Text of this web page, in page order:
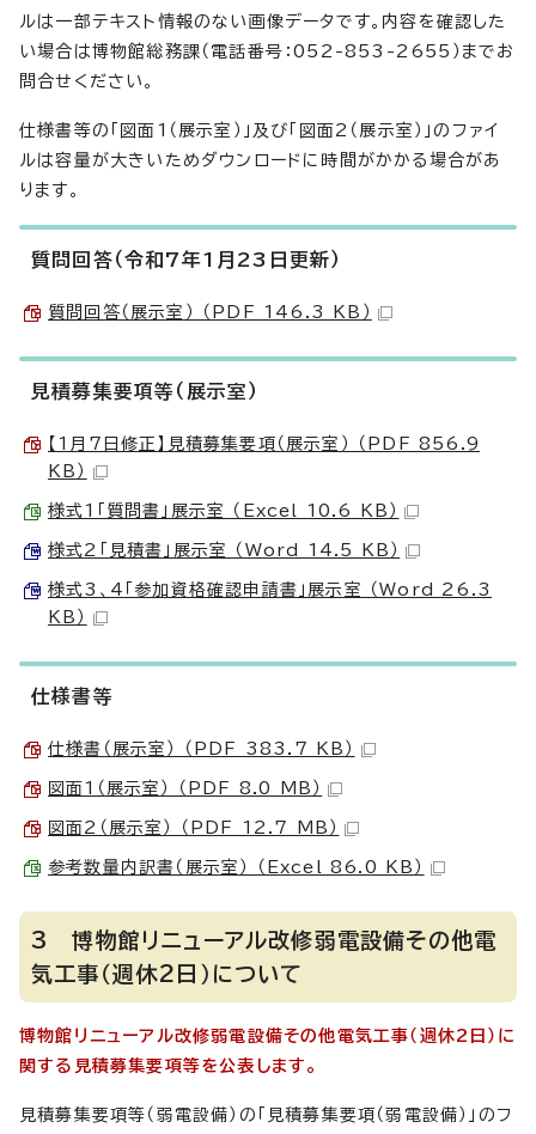
ルは一部テキスト情報のない画像データです。内容を確認した
い場合は博物館総務課（電話番号：052-853-2655）までお
問合せください。
仕様書等の「図面1（展示室）」及び「図面2（展示室）」のファイ
ルは容量が大きいためダウンロードに時間がかかる場合があ
ります。
質問回答（令和7年1月23日更新）
質問回答（展示室） （PDF 146.3 KB）
見積募集要項等（展示室）
【1月7日修正】見積募集要項（展示室） （PDF 856.9
KB）
様式1「質問書」展示室 （Excel 10.6 KB）
様式2「見積書」展示室 （Word 14.5 KB）
様式3、4「参加資格確認申請書」展示室 （Word 26.3
KB）
仕様書等
仕様書（展示室） （PDF 383.7 KB）
図面1（展示室） （PDF 8.0 MB）
図面2（展示室） （PDF 12.7 MB）
参考数量内訳書（展示室） （Excel 86.0 KB）
3 博物館リニューアル改修弱電設備その他電
気工事（週休2日）について
博物館リニューアル改修弱電設備その他電気工事（週休2日）に
関する見積募集要項等を公表します。
見積募集要項等（弱電設備）の「見積募集要項（弱電設備）」のフ